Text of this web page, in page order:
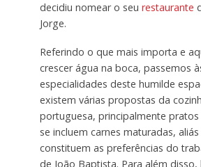
decidiu nomear o seu restaurante
Jorge.
Referindo o que mais importa e
crescer água na boca, passemos
especialidades deste humilde
existem várias propostas da
portuguesa, principalmente
se incluem carnes maturadas,
constituem as preferências do
de João Baptista. Para além disso,